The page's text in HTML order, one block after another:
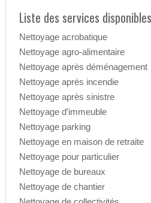
Liste des services
Nettoyage acrobatique
Nettoyage agro-alimentaire
Nettoyage après déménagement
Nettoyage après incendie
Nettoyage après sinistre
Nettoyage d’immeuble
Nettoyage parking
Nettoyage en maison de retraite
Nettoyage pour particulier
Nettoyage de bureaux
Nettoyage de chantier